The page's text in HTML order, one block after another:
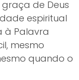
de Deus
espiritual
à Palavra
mesmo
quando o